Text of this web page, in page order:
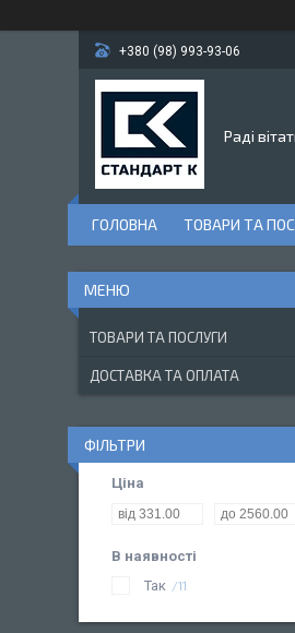
+380 (98) 993-93-06
Раді
ГОЛОВНА ТОВАРИ ТА
ТОВАРИ ТА ПОСЛУГИ
ДОСТАВКА ТА ОПЛАТА
ФІЛЬТРИ
Ціна
В наявності
Так
11